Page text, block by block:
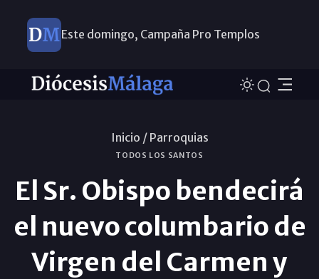
Este domingo, Campaña Pro Templos
Inicio / Parroquias
TODOS LOS SANTOS
El Sr. Obispo bendecirá
el nuevo columbario de
Virgen del Carmen y